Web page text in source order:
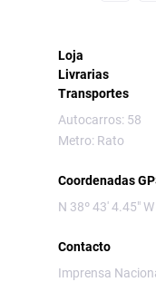
Loja
Livrarias
Transportes
Autocarros: 58
Metro: Rato
Coordenadas
N 38º 43' 4.45"
Contacto
Imprensa